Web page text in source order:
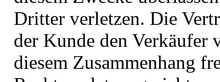
Dritter verletzen. Die
der Kunde den
diesem Zusammenhang